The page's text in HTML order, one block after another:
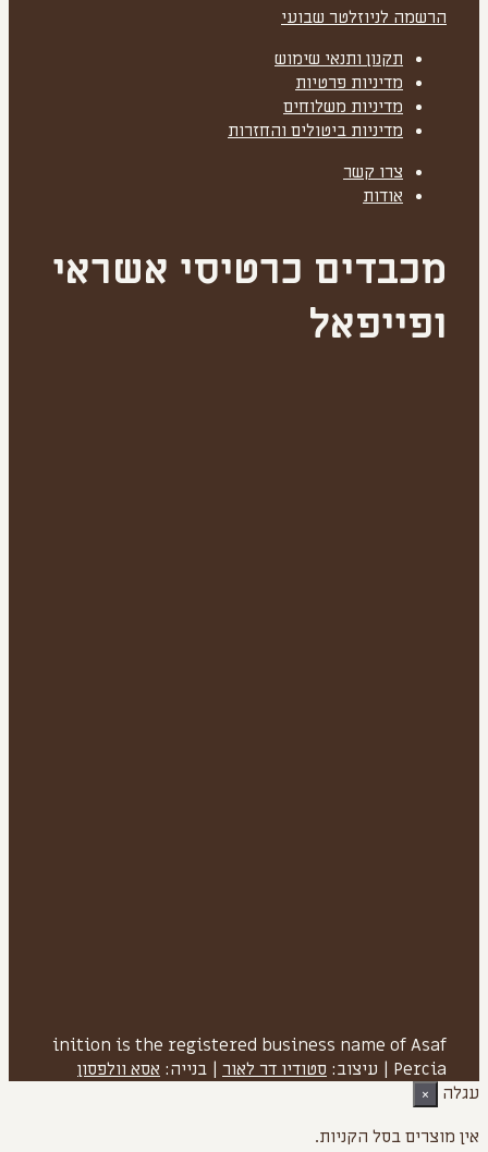
הרשמה לניוזלטר שבועי
תקנון ותנאי שימוש
מדיניות פרטיות
מדיניות משלוחים
מדיניות ביטולים והחזרות
צרו קשר
אודות
מכבדים כרטיסי אשראי
ופייפאל
inition is the registered business name of Asaf
Percia
| עיצוב: סטודיו דר לאור | בנייה: אסא וולפסון
עגלה
×
אין מוצרים בסל הקניות.